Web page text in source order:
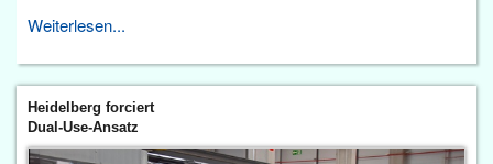
Weiterlesen...
Heidelberg forciert
Dual-Use-Ansatz